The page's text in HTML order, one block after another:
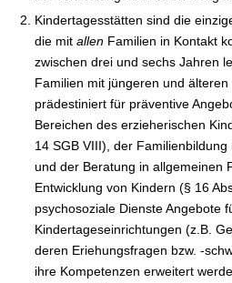
Kindertagesstätten sind die
die mit allen Familien in Kontakt
zwischen drei und sechs Jahren
Familien mit jüngeren und
prädestiniert für präventive
Bereichen des erzieherischen
14 SGB VIII), der
und der Beratung in allgemeinen
Entwicklung von Kindern (§ 16
psychosoziale Dienste Angebote
Kindertageseinrichtungen (z.B.
deren Eriehungsfragen bzw. -
ihre Kompetenzen erweitert